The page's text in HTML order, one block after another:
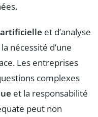
et d’analyse
nécessité d’une
Les entreprises
complexes
et la responsabilité
peut non